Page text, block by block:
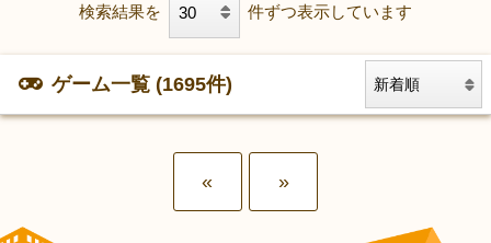
検索結果を 件ずつ表示しています
ゲーム一覧 (1695件)
« »